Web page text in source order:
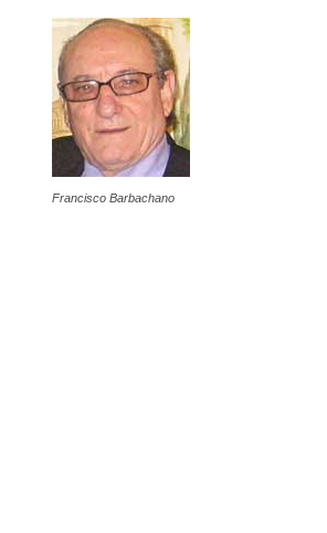
Francisco Barbachano